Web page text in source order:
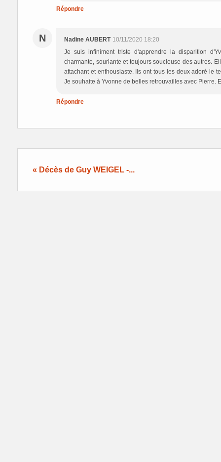
Répondre
N Nadine AUBERT 10/11/2020 18:20
Je suis infiniment triste d'apprendre la disparition
charmante, souriante et toujours soucieuse des autres.
attachant et enthousiaste. Ils ont tous les deux adoré le
Je souhaite à Yvonne de belles retrouvailles avec Pierre.
Répondre
« Décès de Guy WEIGEL -...